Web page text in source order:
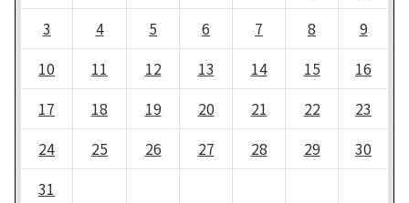
3
4 5 6 7 8
9
10
11 12 13 14 15
16
17
18 19 20 21 22
23
24
25 26 27 28 29
30
31